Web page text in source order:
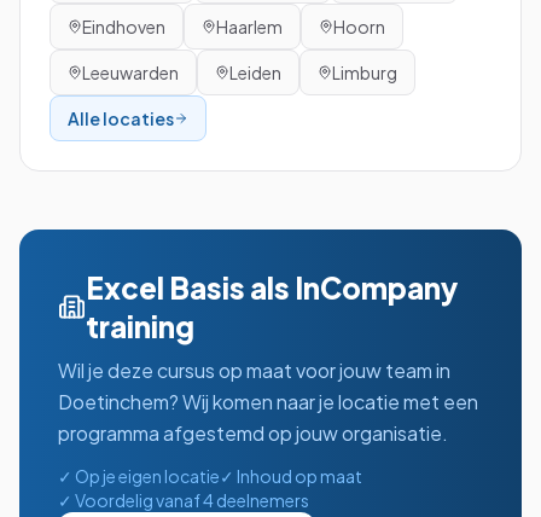
Eindhoven Haarlem Hoorn
Leeuwarden Leiden Limburg
Alle locaties
Excel Basis als InCompany
training
Wil je deze cursus op maat voor jouw team in
Doetinchem? Wij komen naar je locatie met een
programma afgestemd op jouw organisatie.
✓ Op je eigen locatie✓ Inhoud op maat
✓ Voordelig vanaf 4 deelnemers